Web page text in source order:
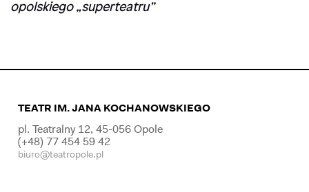
opolskiego „superteatru”
TEATR IM. JANA KOCHANOWSKIEGO
pl. Teatralny 12, 45-056 Opole
(+48) 77 454 59 42
biuro@teatropole.pl